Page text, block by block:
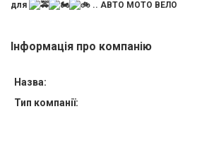
для
.. АВТО МОТО ВЕЛО
Інформація про компанію
Назва:
Тип компанії: